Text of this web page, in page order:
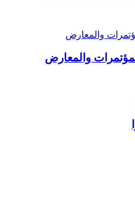
والمعارض